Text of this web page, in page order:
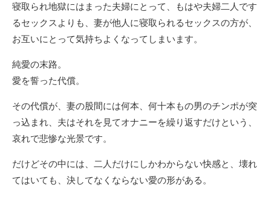
寝取られ地獄にはまった夫婦にとって、もはや夫婦二人です
るセックスよりも、妻が他人に寝取られるセックスの方が、
お互いにとって気持ちよくなってしまいます。
純愛の末路。
愛を誓った代償。
その代償が、妻の股間には何本、何十本もの男のチンポが突
っ込まれ、夫はそれを見てオナニーを繰り返すだけという、
哀れで悲惨な光景です。
だけどその中には、二人だけにしかわからない快感と、壊れ
てはいても、決してなくならない愛の形がある。